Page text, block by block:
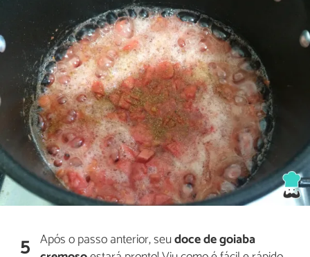
5 Após o passo anterior, seudoce de goiaba